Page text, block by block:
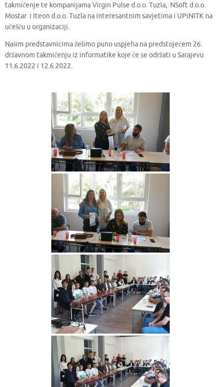
takmičenje te kompanijama Virgin Pulse d.o.o. Tuzla, NSoft d.o.o.
Mostar i Iteon d.o.o. Tuzla na interesantnim savjetima i UPiNITK na
učešću u organizaciji.
Našim predstavnicima želimo puno uspjeha na predstojećem 26.
državnom takmičenju iz informatike koje će se održati u Sarajevu
11.6.2022 i 12.6.2022.